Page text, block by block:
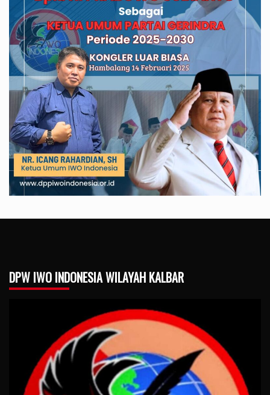
DPW IWO INDONESIA WILAYAH KALBAR